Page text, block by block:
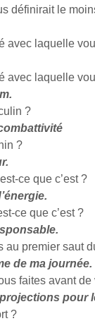
définirait le
avec laquelle
avec laquelle
?
?
ce que c’est ?
ce que c’est ?
au premier saut
de ma journée.
faites avant
pour
?